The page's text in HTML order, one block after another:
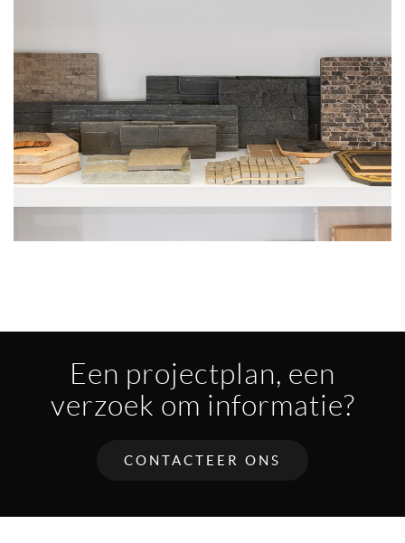
Een projectplan, een
verzoek om informatie?
CONTACTEER ONS